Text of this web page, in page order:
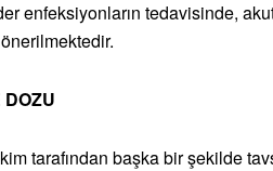
enfeksiyonların tedavisinde,
tarafından başka bir şekilde